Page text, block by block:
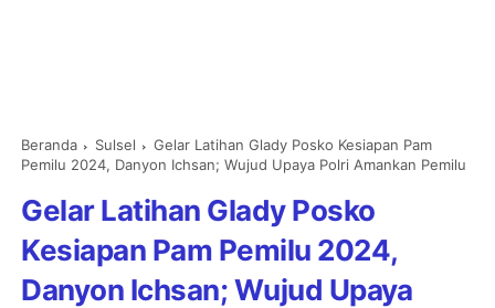
Beranda Sulsel
Gelar Latihan Glady Posko Kesiapan Pam
Pemilu 2024, Danyon Ichsan; Wujud Upaya Polri Amankan Pemilu
Gelar Latihan Glady Posko
Kesiapan Pam Pemilu 2024,
Danyon Ichsan; Wujud Upaya